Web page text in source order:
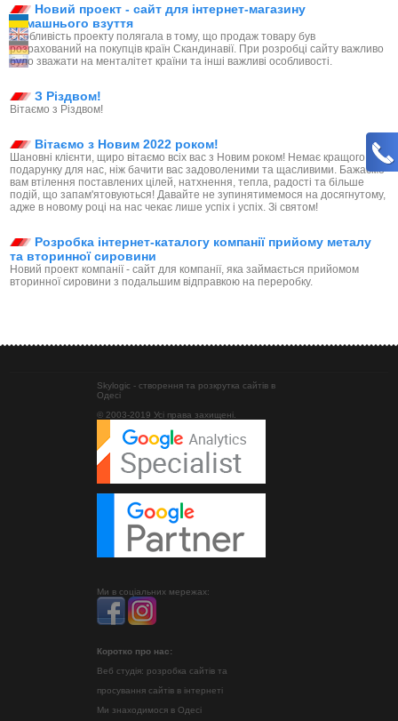
Новий проект - сайт для інтернет-магазину
домашнього взуття
Особливість проекту полягала в тому, що продаж товару був
розрахований на покупців країн Скандинавії. При розробці сайту важливо
було зважати на менталітет країни та інші важливі особливості.
З Різдвом!
Вітаємо з Різдвом!
Вітаємо з Новим 2022 роком!
Шановні клієнти, щиро вітаємо всіх вас з Новим роком! Немає кращого
подарунку для нас, ніж бачити вас задоволеними та щасливими. Бажаємо
вам втілення поставлених цілей, натхнення, тепла, радості та більше
подій, що запам'ятовуються! Давайте не зупинятимемося на досягнутому,
адже в новому році на нас чекає лише успіх і успіх. Зі святом!
Розробка інтернет-каталогу компанії прийому металу
та вторинної сировини
Новий проект компанії - сайт для компанії, яка займається прийомом
вторинної сировини з подальшим відправкою на переробку.
Skylogic - створення та розкрутка сайтів в
Одесі
© 2003-2019 Усі права захищені.
Ми в соціальних мережах:
Коротко про нас:
Веб студія: розробка сайтів та
просування сайтів в інтернеті
Ми знаходимося в Одесі